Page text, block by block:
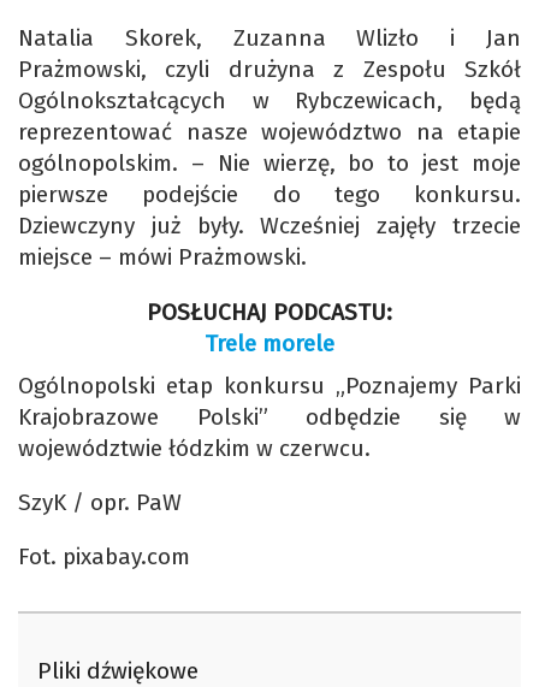
Natalia Skorek, Zuzanna Wlizło i Jan
Prażmowski, czyli drużyna z Zespołu Szkół
Ogólnokształcących w Rybczewicach, będą
reprezentować nasze województwo na etapie
ogólnopolskim. – Nie wierzę, bo to jest moje
pierwsze podejście do tego konkursu.
Dziewczyny już były. Wcześniej zajęły trzecie
miejsce – mówi Prażmowski.
POSŁUCHAJ PODCASTU:
Trele morele
Ogólnopolski etap konkursu „Poznajemy Parki
Krajobrazowe Polski” odbędzie się w
województwie łódzkim w czerwcu.
SzyK / opr. PaW
Fot. pixabay.com
Pliki dźwiękowe